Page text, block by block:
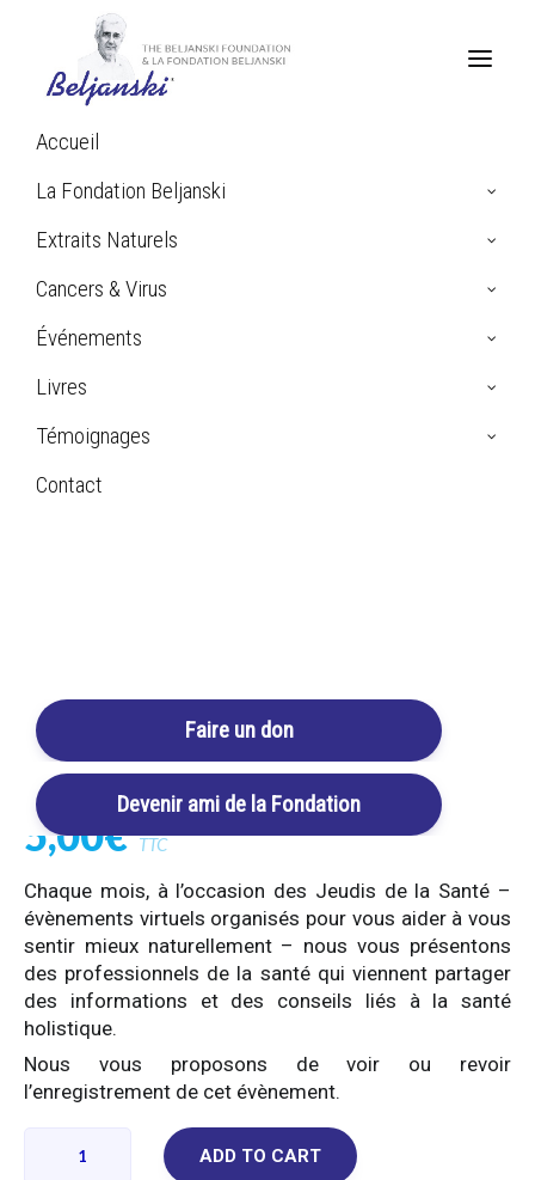
Accueil
La Fondation Beljanski
Extraits Naturels
Cancers & Virus
Événements
Livres
Témoignages
Contact
Faire un don
Devenir ami de la Fondation
Détox, inflammation et
soutien immunitaire
REPLAY
5,00€ TTC
Chaque mois, à l’occasion des Jeudis de la Santé –
évènements virtuels organisés pour vous aider à vous
sentir mieux naturellement – nous vous présentons
des professionnels de la santé qui viennent partager
des informations et des conseils liés à la santé
holistique.
Nous vous proposons de voir ou revoir
l’enregistrement de cet évènement.
inflammation
ADD TO CART